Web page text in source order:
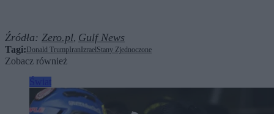
Źródła: Zero.pl, Gulf News
Tagi: Donald Trump Iran Izrael Stany Zjednoczone
Zobacz również